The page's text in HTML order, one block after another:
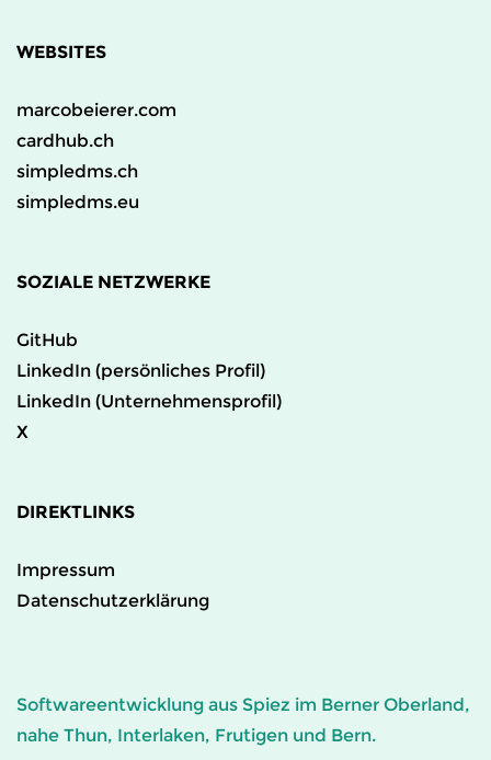
WEBSITES
marcobeierer.com
cardhub.ch
simpledms.ch
simpledms.eu
SOZIALE NETZWERKE
GitHub
LinkedIn (persönliches Profil)
LinkedIn (Unternehmensprofil)
X
DIREKTLINKS
Impressum
Datenschutzerklärung
Softwareentwicklung aus Spiez im Berner Oberland,
nahe Thun, Interlaken, Frutigen und Bern.